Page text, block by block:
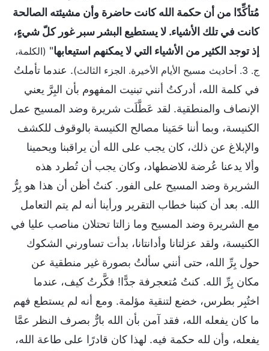
مُتأكِّدًا من أن حكمة الله كانت حاضرة وأن مشيئته الصالحة
كانت في تلك الأشياء. لا يستطيع البشر سبر غور كلّ شيءٍ،
إذ توجد الكثير من الأشياء التي لا يمكنهم استيعابها" (الكلمة،
ج. 3. أحاديث مسيح الأيام الأخيرة. الجزء الثالث)
. عندما تأملتُ
في كلمة الله، أدركتُ أنني تبنيت المفهوم بأن البِرَّ يعني
الإنصاف والمنطقية. لقد عَطَّلَت شريرة وضد المسيح عمل
الكنيسة، وبما أننا حَمَينا مصالح الكنيسة بالوقوف للكشف
والإبلاغ عن ذلك، كان يجب على الله أن يراقبنا ويحمينا
وألا يدعنا عُرضة للاضطهاد، وكان يجب أن تُطرد هذه
الشريرة وضد المسيح على الفور. كنتُ أظن أن هذا هو بِرُّ
الله. بعد أن كتبنا خطاب التقرير ورأينا أنه لم يتم التعامل
مع الشريرة وضد المسيح وما زالتا تحتلان مناصب عليا في
الكنيسة، ولقد عزلتانا وأدانتانا، بدأت تساورني الشكوك
حول بِرِّ الله، حتى أنني سألتُ بصورة غير منطقية عن
مكان بِرِّ الله. كنتُ مُتعجرفة جدًّا! فكَّرتُ كيف، عندما
اختُبِر بطرس، خضع لتنقية مؤلمة. ومع أنه لم يستطع فهم
ما كان يفعله الله، فقد آمن بأن الله بارٌّ بصرف النظر عمَّا
يفعله، وأن لله حكمة فيه. لهذا كان قادرًا على طاعة الله،